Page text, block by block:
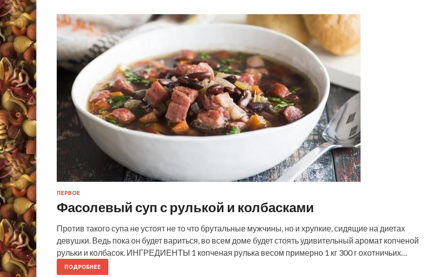
ПЕРВОЕ
Фасолевый суп с рулькой и колбасками
Против такого супа не устоят не то что брутальные мужчины, но и хрупкие, сидящие на диетах
девушки. Ведь пока он будет вариться, во всем доме будет стоять удивительный аромат копченой
рульки и колбасок. ИНГРЕДИЕНТЫ 1 копченая рулька весом примерно 1 кг 300 г охотничьих…
ПОДРОБНЕЕ